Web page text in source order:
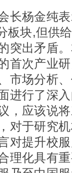
杨金纯表
板块,但供
突出矛盾
首次产业
市场分析
进行了深
，应该说
对于研究
对提升校
理化具有